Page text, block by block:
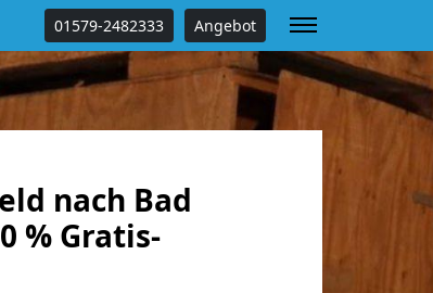
01579-2482333 Angebot
nach Bad
% Gratis-